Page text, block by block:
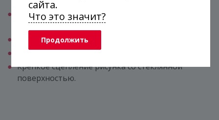
Широкие возможности для создания
индивидуального стиля.
Краска не растекается при нанесении.
Максимально точная цветопередача.
Крепкое сцепление рисунка со стеклянной
поверхностью.
сайта.
Что это значит?
Продолжить